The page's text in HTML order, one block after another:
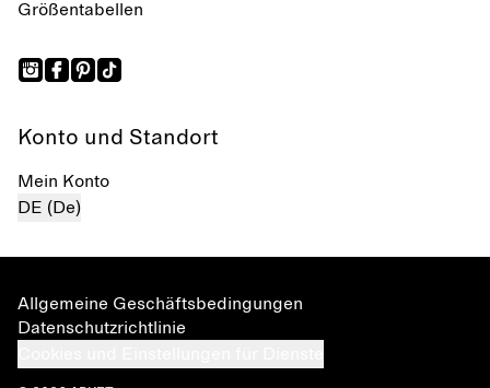
Größentabellen
Konto und Standort
Mein Konto
DE (De)
Allgemeine Geschäftsbedingungen
Datenschutzrichtlinie